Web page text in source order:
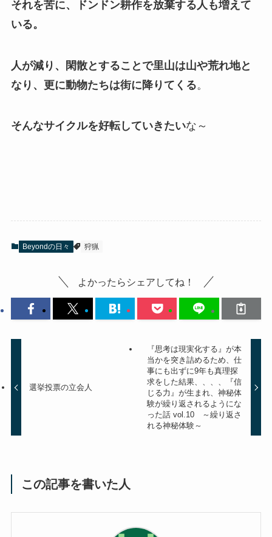
それを苦に、ドンドン耕作を放棄する人も増えて
いる。
人が減り、閑散とすることで里山は山や荒れ地と
なり、更に動物たちは街に降りてくる。
そんなサイクルを好転していきたいな～
Beyondの日々 狩猟
よかったらシェアしてね！
選挙投票の立会人
『思考は現実化する』が本
当かを突き詰めるため、仕
事にも出ずに9年も真理探
求をした結果、、、、『信
じる力』が生まれ、神秘体
験が繰り返されるようにな
った話 vol.10 ～繰り返さ
れる神秘体験～
この記事を書いた人